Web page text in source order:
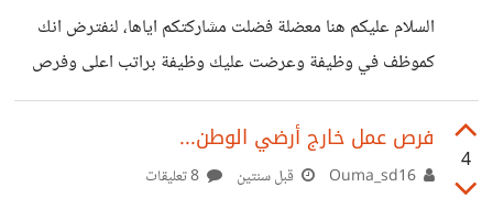
اليوم ، وكيف يتم ذلك ولماذا برأيكم في أغلب الأحيان يتم رفض
عدد كبير جدا
السلام عليكم هنا معضلة فضلت مشاركتكم اياها، لنفترض انك
كموظف في وظيفة وعرضت عليك وظيفة براتب اعلى وفرص
ترقي افضل لكن بنفس الوقت الشركة الحالية عرضت عليك ان
تقدم لك بدلا من ذلك يوم اجازة اسبوعي اضافي! فايهما ستختار؟
لنضع الايجابيات والسلبيات معاً لكليهما الوظيفة الحالية
4
فرص عمل خارج أرضي الوطن...
قبل سنتين